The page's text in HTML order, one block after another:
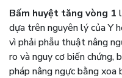
Bấm huyệt tăng vòng 1
dựa trên nguyên lý của Y
vì phải phẫu thuật nâng
ro và nguy cơ biến chứng,
pháp nâng ngực bằng